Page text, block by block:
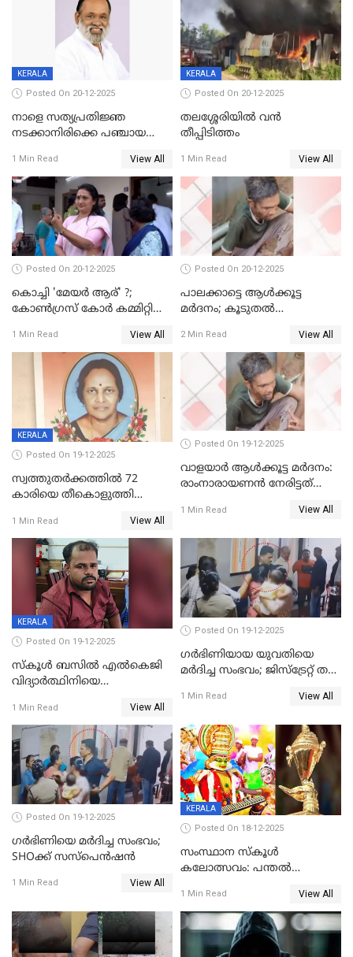
KERALA
Posted On 20-12-2025
നാളെ സത്യപ്രതിജ്ഞ
നടക്കാനിരിക്കെ പഞ്ചായത്ത്
1 Min Read View All
KERALA
Posted On 20-12-2025
തലശ്ശേരിയിൽ വൻ
തീപ്പിടിത്തം
1 Min Read View All
Posted On 20-12-2025
കൊച്ചി 'മേയർ ആര്' ?;
കോണ്‍ഗ്രസ് കോര്‍ കമ്മിറ്റി
1 Min Read View All
Posted On 20-12-2025
പാലക്കാട്ടെ ആള്‍ക്കൂട്ട
മര്‍ദനം; കൂടുതല്‍
അംഗ സംഘമെന്ന് വിവരം
2 Min Read View All
KERALA
Posted On 19-12-2025
സ്വത്തുതര്‍ക്കത്തില്‍ 72
കാരിയെ തീകൊളുത്തി
ക്രൂരകൊലപാതകത്തില്‍
സഹോദരിപുത്രന് ജീവപര്യന്തം
1 Min Read View All
Posted On 19-12-2025
വാളയാർ ആൾക്കൂട്ട മർദനം:
രാംനാരായണൻ നേരിട്ടത്
നാൽപ്പതിലേറെ
റിപ്പോർട്ട്
1 Min Read View All
KERALA
Posted On 19-12-2025
സ്കൂൾ ബസിൽ എൽകെജി
വിദ്യാര്‍ത്ഥിനിയെ
ക്ലീനര്‍ പിടിയിൽ
1 Min Read View All
Posted On 19-12-2025
ഗര്‍ഭിണിയായ യുവതിയെ
മര്‍ദിച്ച സംഭവം; ജിസ്‌ട്രേറ്റ് തല
യുവതി
1 Min Read View All
Posted On 19-12-2025
ഗര്‍ഭിണിയെ മർദിച്ച സംഭവം;
SHOക്ക് സസ്പെൻഷൻ
1 Min Read View All
KERALA
Posted On 18-12-2025
സംസ്ഥാന സ്കൂൾ
കലോത്സവം: പന്തൽ
1 Min Read View All